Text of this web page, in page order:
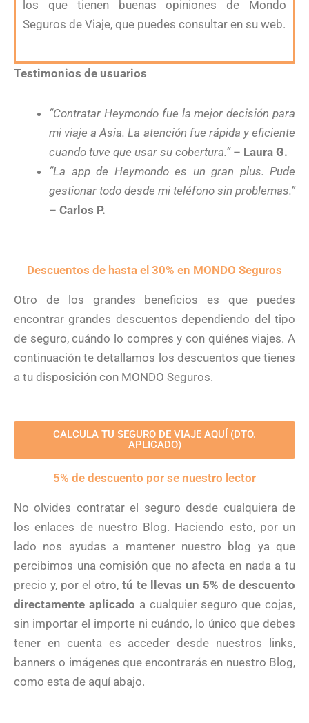
los que tienen buenas opiniones de Mondo
Seguros de Viaje, que puedes consultar en su web.
Testimonios de usuarios
“Contratar Heymondo fue la mejor decisión para
mi viaje a Asia. La atención fue rápida y eficiente
cuando tuve que usar su cobertura.”– Laura G.
“La app de Heymondo es un gran plus. Pude
gestionar todo desde mi teléfono sin problemas.”
– Carlos P.
Descuentos de hasta el 30% en MONDO Seguros
Otro de los grandes beneficios es que puedes
encontrar grandes descuentos dependiendo del tipo
de seguro, cuándo lo compres y con quiénes viajes. A
continuación te detallamos los descuentos que tienes
a tu disposición con MONDO Seguros.
CALCULA TU SEGURO DE VIAJE AQUÍ (DTO.
APLICADO)
5% de descuento por se nuestro lector
No olvides contratar el seguro desde cualquiera de
los enlaces de nuestro Blog. Haciendo esto, por un
lado nos ayudas a mantener nuestro blog ya que
percibimos una comisión que no afecta en nada a tu
precio y, por el otro, tú te llevas un 5% de descuento
directamente aplicado a cualquier seguro que cojas,
sin importar el importe ni cuándo, lo único que debes
tener en cuenta es acceder desde nuestros links,
banners o imágenes que encontrarás en nuestro Blog,
como esta de aquí abajo.